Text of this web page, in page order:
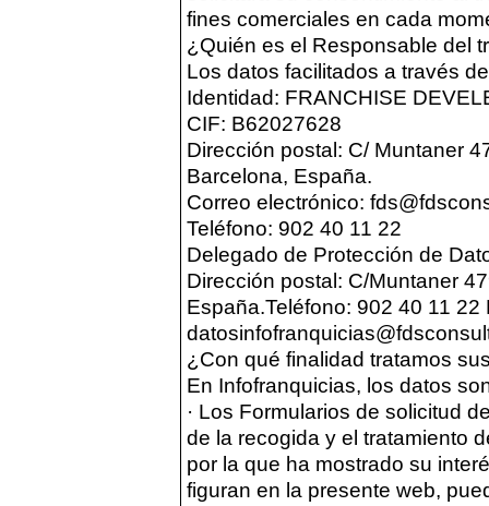
fines comerciales en cada
¿Quién es el Responsable del
Los datos facilitados a través
Identidad: FRANCHISE
CIF: B62027628
Dirección postal: C/ Muntaner
Barcelona, España.
Correo electrónico:
Teléfono: 902 40 11 22
Delegado de Protección de
Dirección postal: C/Muntaner
España.Teléfono: 902 40 11 22
¿Con qué finalidad tratamos
En Infofranquicias, los datos
· Los Formularios de solicitud
de la recogida y el tratamiento
por la que ha mostrado su
figuran en la presente web,